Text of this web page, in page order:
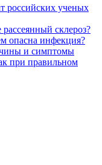
российских ученых
рассеянный склероз?
опасна инфекция?
и симптомы
при правильном